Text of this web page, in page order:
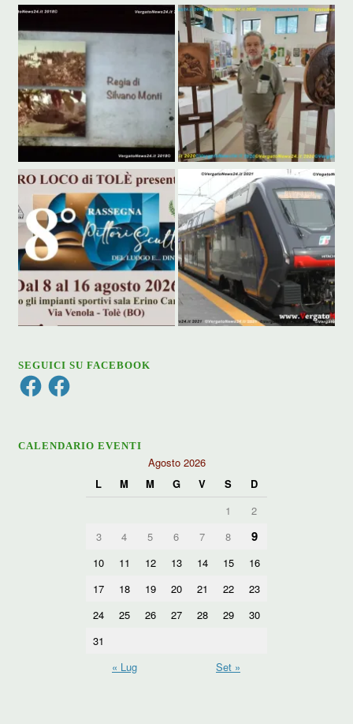
SEGUICI SU FACEBOOK
FacebookFacebook
CALENDARIO EVENTI
Agosto 2026
L
M M G V S
D
1
2
3
4 5 6 7 8 9
10 11 12 13 14 15
16
17
18 19 20 21 22
23
24
25 26 27 28 29
30
31
« Lug
Set »